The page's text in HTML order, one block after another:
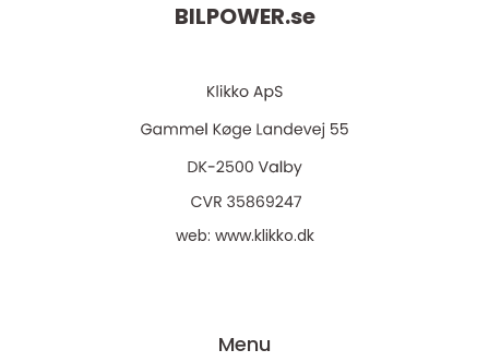
BILPOWER.se
web: www.klikko.dk
Menu